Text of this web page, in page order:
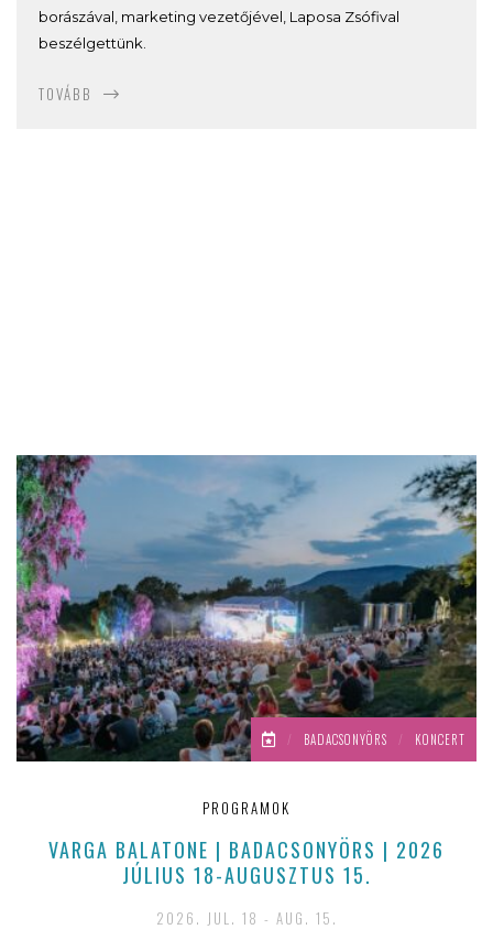
borászával, marketing vezetőjével, Laposa Zsófival
beszélgettünk.
TOVÁBB
/ BADACSONYÖRS / KONCERT
PROGRAMOK
VARGA BALATONE | BADACSONYÖRS | 2026
JÚLIUS 18-AUGUSZTUS 15.
2026. JUL. 18 - AUG. 15.